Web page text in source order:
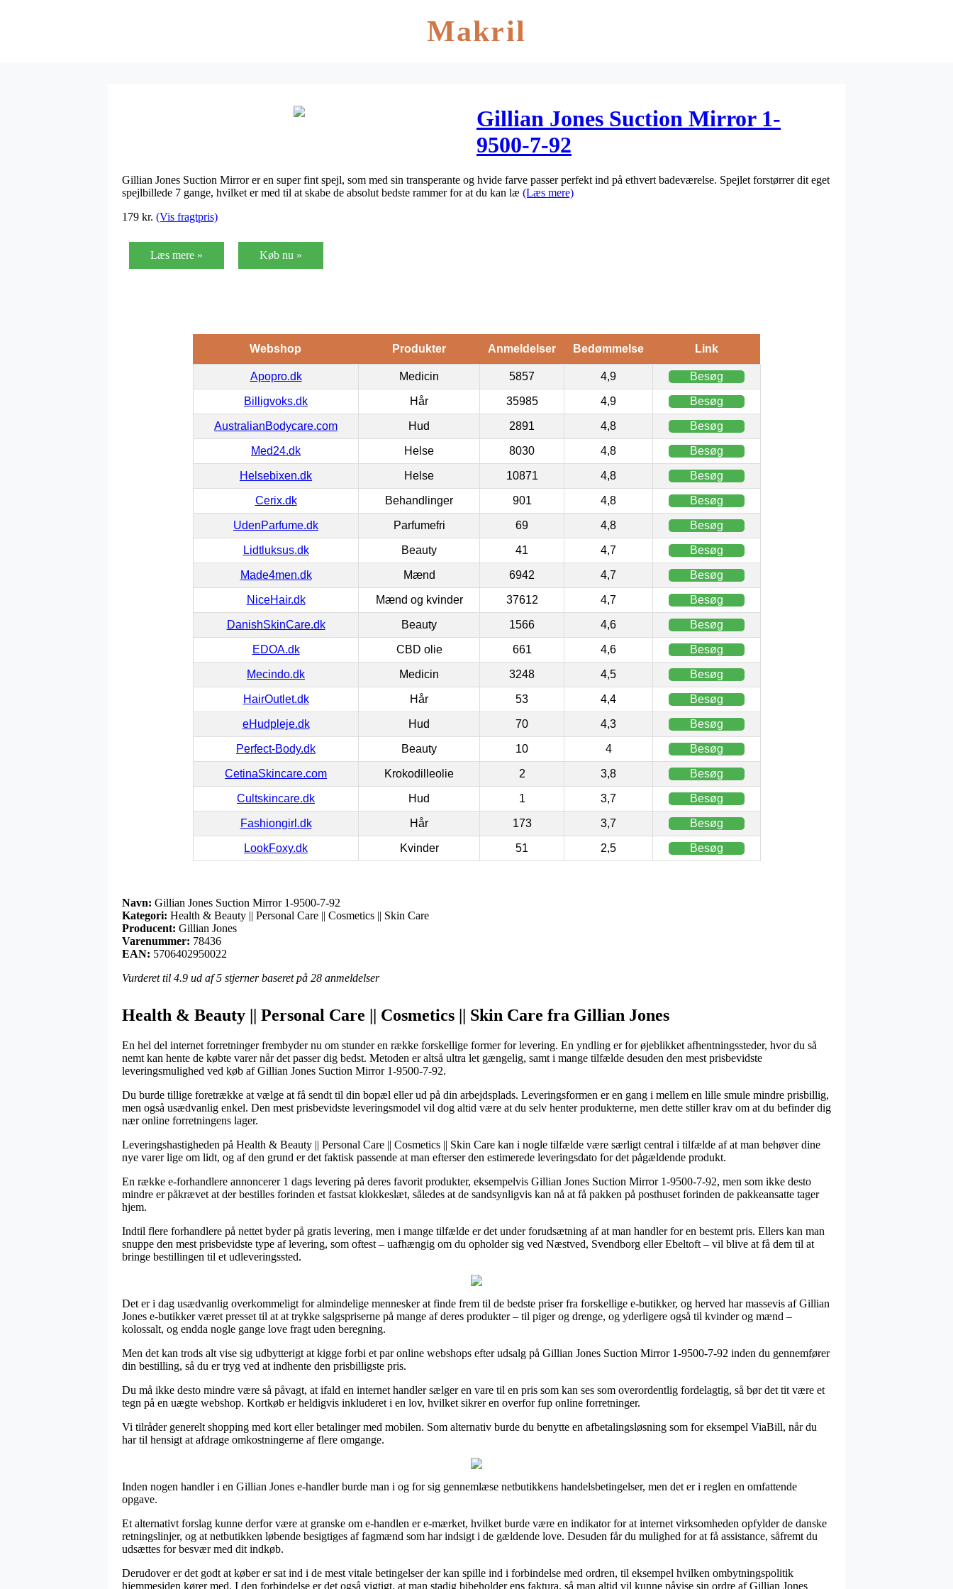
Makril
Gillian Jones Suction Mirror 1-
9500-7-92
Gillian Jones Suction Mirror er en super fint spejl, som med sin transperante og hvide farve passer perfekt ind på ethvert badeværelse. Spejlet forstørrer dit eget
spejlbillede 7 gange, hvilket er med til at skabe de absolut bedste rammer for at du kan læ (Læs mere)
179 kr. (Vis fragtpris)
Læs mere » Køb nu »
Webshop Produkter Anmeldelser Bedømmelse Link
Apopro.dk Medicin 5857 4,9 Besøg
Billigvoks.dk Hår 35985 4,9 Besøg
AustralianBodycare.com Hud 2891 4,8 Besøg
Med24.dk Helse 8030 4,8 Besøg
Helsebixen.dk Helse 10871 4,8 Besøg
Cerix.dk Behandlinger 901 4,8 Besøg
UdenParfume.dk Parfumefri 69 4,8 Besøg
Lidtluksus.dk Beauty 41 4,7 Besøg
Made4men.dk Mænd 6942 4,7 Besøg
NiceHair.dk Mænd og kvinder 37612 4,7 Besøg
DanishSkinCare.dk Beauty 1566 4,6 Besøg
EDOA.dk CBD olie 661 4,6 Besøg
Mecindo.dk Medicin 3248 4,5 Besøg
HairOutlet.dk Hår 53 4,4 Besøg
eHudpleje.dk Hud 70 4,3 Besøg
Perfect-Body.dk Beauty 10 4 Besøg
CetinaSkincare.com Krokodilleolie 2 3,8 Besøg
Cultskincare.dk Hud 1 3,7 Besøg
Fashiongirl.dk Hår 173 3,7 Besøg
LookFoxy.dk Kvinder 51 2,5 Besøg
Navn: Gillian Jones Suction Mirror 1-9500-7-92
Kategori: Health & Beauty || Personal Care || Cosmetics || Skin Care
Producent: Gillian Jones
Varenummer: 78436
EAN: 5706402950022
Vurderet til 4.9 ud af 5 stjerner baseret på 28 anmeldelser
Health & Beauty || Personal Care || Cosmetics || Skin Care fra Gillian Jones
En hel del internet forretninger frembyder nu om stunder en række forskellige former for levering. En yndling er for øjeblikket afhentningssteder, hvor du så
nemt kan hente de købte varer når det passer dig bedst. Metoden er altså ultra let gængelig, samt i mange tilfælde desuden den mest prisbevidste
leveringsmulighed ved køb af Gillian Jones Suction Mirror 1-9500-7-92.
Du burde tillige foretrække at vælge at få sendt til din bopæl eller ud på din arbejdsplads. Leveringsformen er en gang i mellem en lille smule mindre prisbillig,
men også usædvanlig enkel. Den mest prisbevidste leveringsmodel vil dog altid være at du selv henter produkterne, men dette stiller krav om at du befinder dig
nær online forretningens lager.
Leveringshastigheden på Health & Beauty || Personal Care || Cosmetics || Skin Care kan i nogle tilfælde være særligt central i tilfælde af at man behøver dine
nye varer lige om lidt, og af den grund er det faktisk passende at man efterser den estimerede leveringsdato for det pågældende produkt.
En række e-forhandlere annoncerer 1 dags levering på deres favorit produkter, eksempelvis Gillian Jones Suction Mirror 1-9500-7-92, men som ikke desto
mindre er påkrævet at der bestilles forinden et fastsat klokkeslæt, således at de sandsynligvis kan nå at få pakken på posthuset forinden de pakkeansatte tager
hjem.
Indtil flere forhandlere på nettet byder på gratis levering, men i mange tilfælde er det under forudsætning af at man handler for en bestemt pris. Ellers kan man
snuppe den mest prisbevidste type af levering, som oftest – uafhængig om du opholder sig ved Næstved, Svendborg eller Ebeltoft – vil blive at få dem til at
bringe bestillingen til et udleveringssted.
Det er i dag usædvanlig overkommeligt for almindelige mennesker at finde frem til de bedste priser fra forskellige e-butikker, og herved har massevis af Gillian
Jones e-butikker været presset til at at trykke salgspriserne på mange af deres produkter – til piger og drenge, og yderligere også til kvinder og mænd –
kolossalt, og endda nogle gange love fragt uden beregning.
Men det kan trods alt vise sig udbytterigt at kigge forbi et par online webshops efter udsalg på Gillian Jones Suction Mirror 1-9500-7-92 inden du gennemfører
din bestilling, så du er tryg ved at indhente den prisbilligste pris.
Du må ikke desto mindre være så påvagt, at ifald en internet handler sælger en vare til en pris som kan ses som overordentlig fordelagtig, så bør det tit være et
tegn på en uægte webshop. Kortkøb er heldigvis inkluderet i en lov, hvilket sikrer en overfor fup online forretninger.
Vi tilråder generelt shopping med kort eller betalinger med mobilen. Som alternativ burde du benytte en afbetalingsløsning som for eksempel ViaBill, når du
har til hensigt at afdrage omkostningerne af flere omgange.
Inden nogen handler i en Gillian Jones e-handler burde man i og for sig gennemlæse netbutikkens handelsbetingelser, men det er i reglen en omfattende
opgave.
Et alternativt forslag kunne derfor være at granske om e-handlen er e-mærket, hvilket burde være en indikator for at internet virksomheden opfylder de danske
retningslinjer, og at netbutikken løbende besigtiges af fagmænd som har indsigt i de gældende love. Desuden får du mulighed for at få assistance, såfremt du
udsættes for besvær med dit indkøb.
Derudover er det godt at køber er sat ind i de mest vitale betingelser der kan spille ind i forbindelse med ordren, til eksempel hvilken ombytningspolitik
hjemmesiden kører med. I den forbindelse er det også vigtigt, at man stadig bibeholder ens faktura, så man altid vil kunne påvise sin ordre af Gillian Jones